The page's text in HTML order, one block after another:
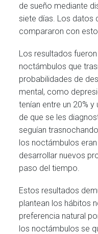
de sueño mediante
siete días. Los datos
compararon con
Los resultados
noctámbulos que
probabilidades de
mental, como
tenían entre un 20%
de que se les
seguían
los noctámbulos
desarrollar nuevos
paso del tiempo.
Estos resultados
plantean los hábitos
preferencia natural
los noctámbulos se